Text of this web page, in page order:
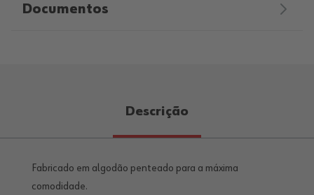
Documentos
Descrição
Fabricado em algodão penteado para a máxima
comodidade.